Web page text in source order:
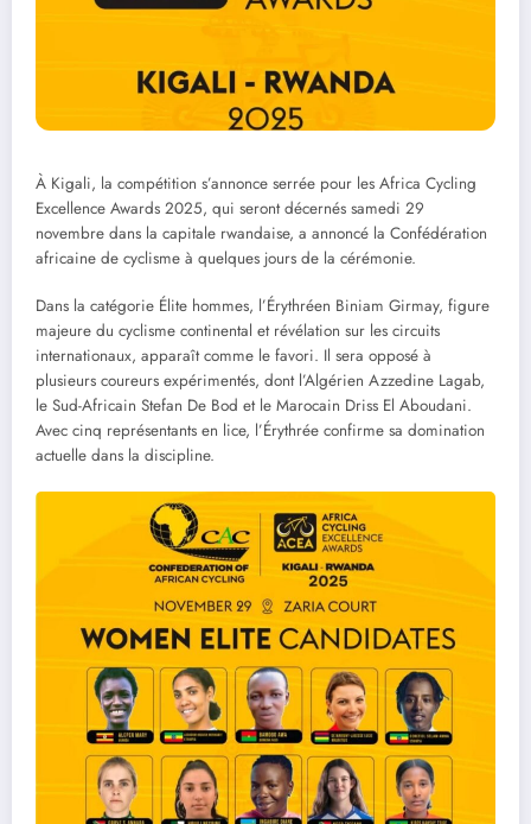
À Kigali, la compétition s’annonce serrée pour les Africa Cycling
Excellence Awards 2025, qui seront décernés samedi 29
novembre dans la capitale rwandaise, a annoncé la Confédération
africaine de cyclisme à quelques jours de la cérémonie.
Dans la catégorie Élite hommes, l’Érythréen Biniam Girmay, figure
majeure du cyclisme continental et révélation sur les circuits
internationaux, apparaît comme le favori. Il sera opposé à
plusieurs coureurs expérimentés, dont l’Algérien Azzedine Lagab,
le Sud-Africain Stefan De Bod et le Marocain Driss El Aboudani.
Avec cinq représentants en lice, l’Érythrée confirme sa domination
actuelle dans la discipline.